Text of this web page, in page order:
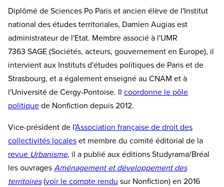
Diplômé de Sciences Po Paris et ancien élève de l'Institut
national des études territoriales, Damien Augias est
administrateur de l'Etat. Membre associé à l'UMR
7363 SAGE (Sociétés, acteurs, gouvernement en Europe), il
intervient aux Instituts d'études politiques de Paris et de
Strasbourg, et a également enseigné au CNAM et à
l'Université de Cergy-Pontoise. Il coordonne le pôle
politique de Nonfiction depuis 2012.
Vice-président de l'Association française de droit des
collectivités locales et membre du comité éditorial de la
revue Urbanisme, il a publié aux éditions Studyrama/Bréal
les ouvrages Aménagement et développement des
territoires (voir le compte rendu sur Nonfiction) en 2016